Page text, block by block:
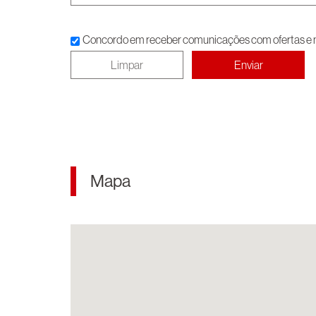
Concordo em receber comunicações com ofertas e
Mapa